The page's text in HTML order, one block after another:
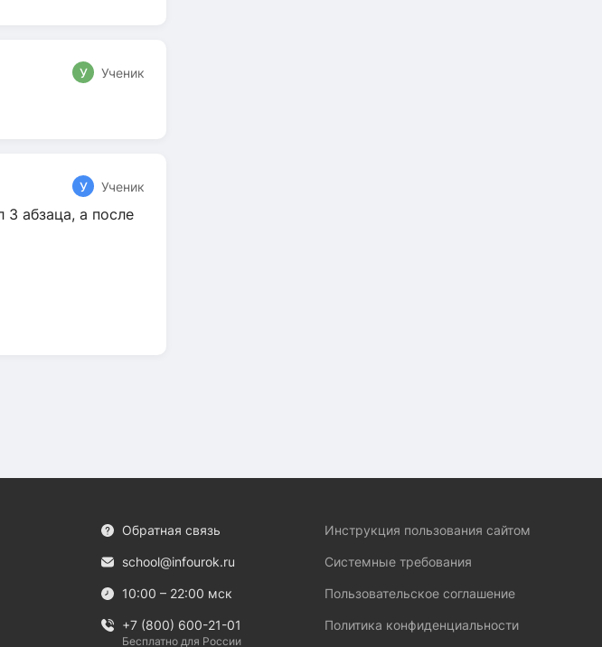
У Ученик
У Ученик
абзаца, а после
Обратная связь
school@infourok.ru
10:00 – 22:00 мск
+7 (800) 600-21-01
Бесплатно для России
Инструкция пользования сайтом
Системные требования
Пользовательское соглашение
Политика конфиденциальности